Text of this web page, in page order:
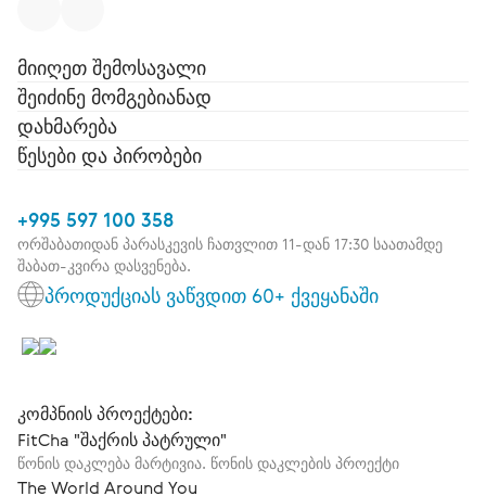
მიიღეთ შემოსავალი
შეიძინე მომგებიანად
დახმარება
წესები და პირობები
+995 597 100 358
ორშაბათიდან პარასკევის ჩათვლით 11-დან 17:30 საათამდე
შაბათ-კვირა დასვენება.
პროდუქციას ვაწვდით 60+ ქვეყანაში
კომპნიის პროექტები:
FitCha "შაქრის პატრული"
წონის დაკლება მარტივია. წონის დაკლების პროექტი
The World Around You